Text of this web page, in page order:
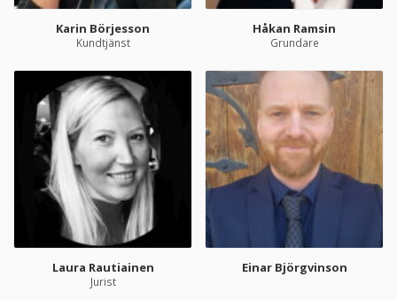
Karin Börjesson
Kundtjänst
Håkan Ramsin
Grundare
Laura Rautiainen
Jurist
Einar Björgvinson